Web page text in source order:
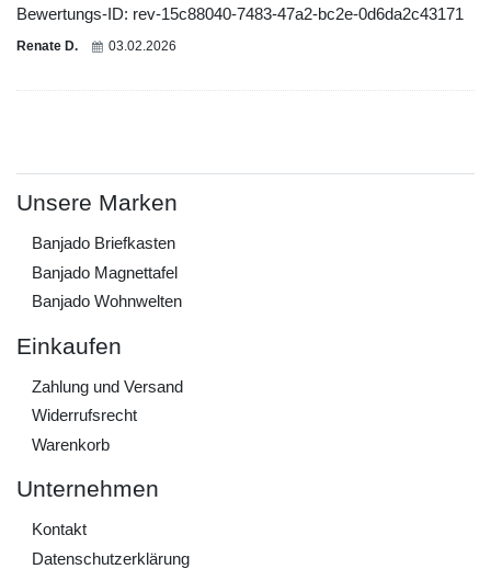
Bewertungs-ID: rev-15c88040-7483-47a2-bc2e-0d6da2c43171
Renate D. 03.02.2026
Unsere Marken
Banjado Briefkasten
Banjado Magnettafel
Banjado Wohnwelten
Einkaufen
Zahlung und Versand
Widerrufs­recht
Warenkorb
Unternehmen
Kontakt
Daten­schutz­erklärung